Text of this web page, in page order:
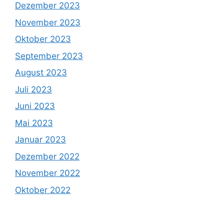
Dezember 2023
November 2023
Oktober 2023
September 2023
August 2023
Juli 2023
Juni 2023
Mai 2023
Januar 2023
Dezember 2022
November 2022
Oktober 2022